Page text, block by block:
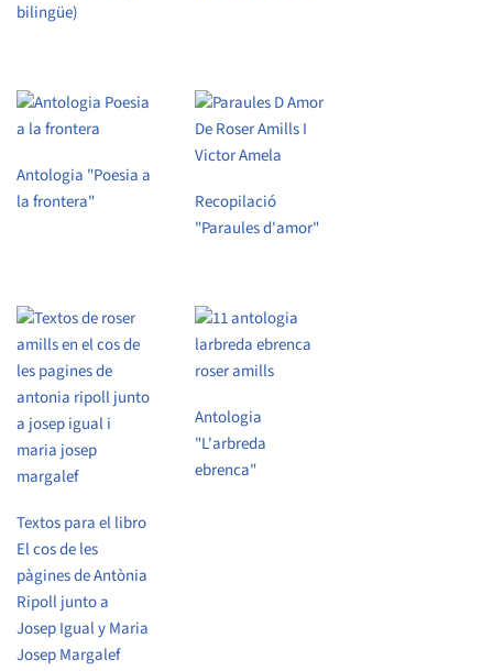
bilingüe)
Antologia "Poesia a
la frontera"
Recopilació
"Paraules d'amor"
Textos para el libro
El cos de les
pàgines de Antònia
Ripoll junto a
Josep Igual y Maria
Josep Margalef
Antologia
"L'arbreda
ebrenca"